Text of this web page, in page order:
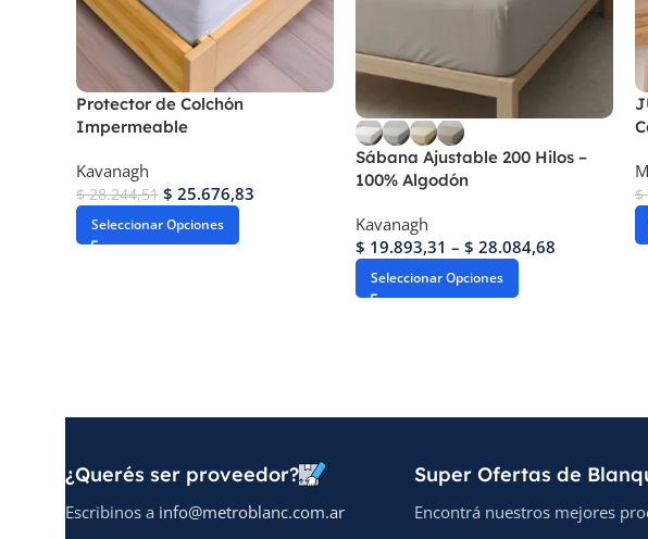
Protector de Colchón
Impermeable
Kavanagh
$28.244,51 $ 25.676,83
Seleccionar Opciones
Sábana Ajustable 200 Hilos –
100% Algodón
Kavanagh
$ 19.893,31 – $ 28.084,68
Seleccionar Opciones
$
¿Querés ser proveedor?
Escribinos a info@metroblanc.com.ar
Super Ofertas de
Encontrá nuestros mejores